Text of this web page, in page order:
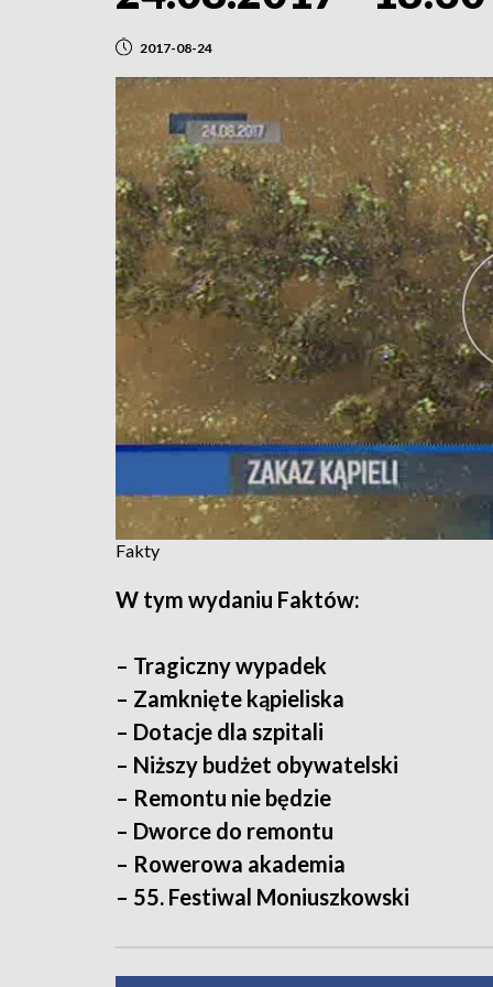
2017-08-24
Fakty
W tym wydaniu Faktów:
– Tragiczny wypadek
– Zamknięte kąpieliska
– Dotacje dla szpitali
– Niższy budżet obywatelski
– Remontu nie będzie
– Dworce do remontu
– Rowerowa akademia
– 55. Festiwal Moniuszkowski